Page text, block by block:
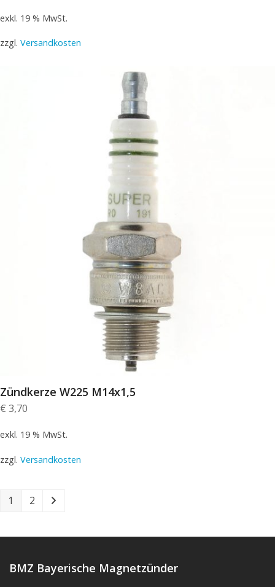
exkl. 19 % MwSt.
zzgl. Versandkosten
Zündkerze W225 M14x1,5
€ 3,70
exkl. 19 % MwSt.
zzgl. Versandkosten
1 2
BMZ Bayerische Magnetzünder